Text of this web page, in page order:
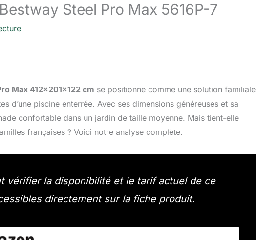
Steel Pro Max 5616P-7
Max 412x201x122 cm se positionne comme une solution familiale
d’une piscine enterrée. Avec ses dimensions généreuses et sa
confortable dans un jardin de taille moyenne. Mais tient-elle
françaises ? Voici notre analyse complète.
vérifier la disponibilité et le tarif actuel de ce
directement sur la fiche produit.